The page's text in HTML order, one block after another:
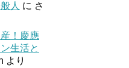
人 に さ
！慶應
生活と
より